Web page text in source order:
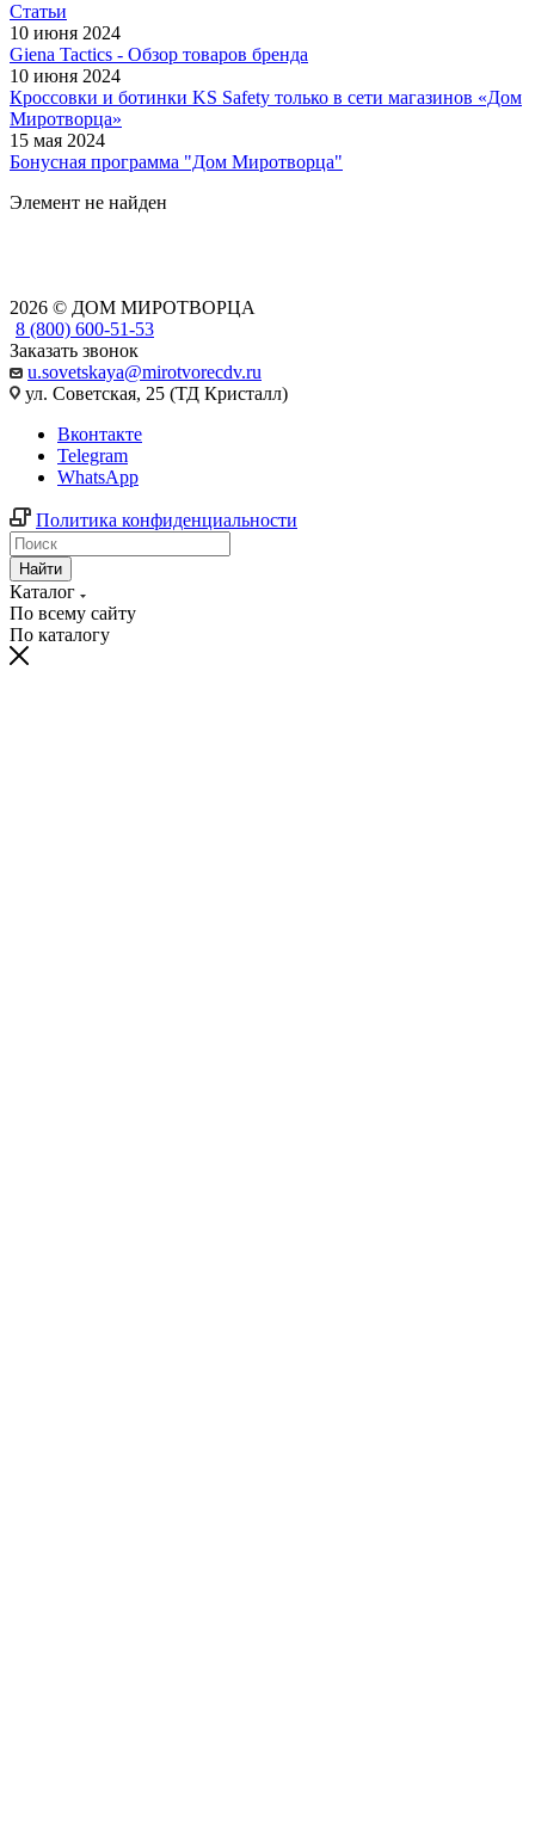
Статьи
10 июня 2024
Giena Tactics - Обзор товаров бренда
10 июня 2024
Кроссовки и ботинки KS Safety только в сети магазинов «Дом
Миротворца»
15 мая 2024
Бонусная программа "Дом Миротворца"
Элемент не найден
2026 © ДОМ МИРОТВОРЦА
8 (800) 600-51-53
Заказать звонок
u.sovetskaya@mirotvorecdv.ru
ул. Советская, 25 (ТД Кристалл)
Вконтакте
Telegram
WhatsApp
Политика конфиденциальности
Найти
Каталог
По всему сайту
По каталогу